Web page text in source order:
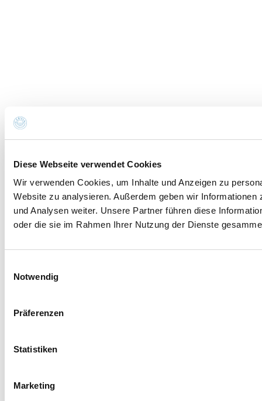
Diese Webseite verwendet Cookies
Wir verwenden Cookies, um Inhalte und Anzeigen zu
Website zu analysieren. Außerdem geben wir
und Analysen weiter. Unsere Partner führen diese
oder die sie im Rahmen Ihrer Nutzung der Dienste
Notwendig
Präferenzen
Statistiken
Marketing